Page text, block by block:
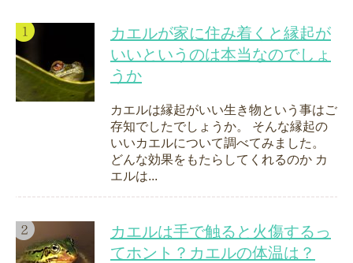
カエルが家に住み着くと縁起が
いいというのは本当なのでしょ
うか
カエルは縁起がいい生き物という事はご
存知でしたでしょうか。 そんな縁起の
いいカエルについて調べてみました。
どんな効果をもたらしてくれるのか カ
エルは...
カエルは手で触ると火傷するっ
てホント？カエルの体温は？